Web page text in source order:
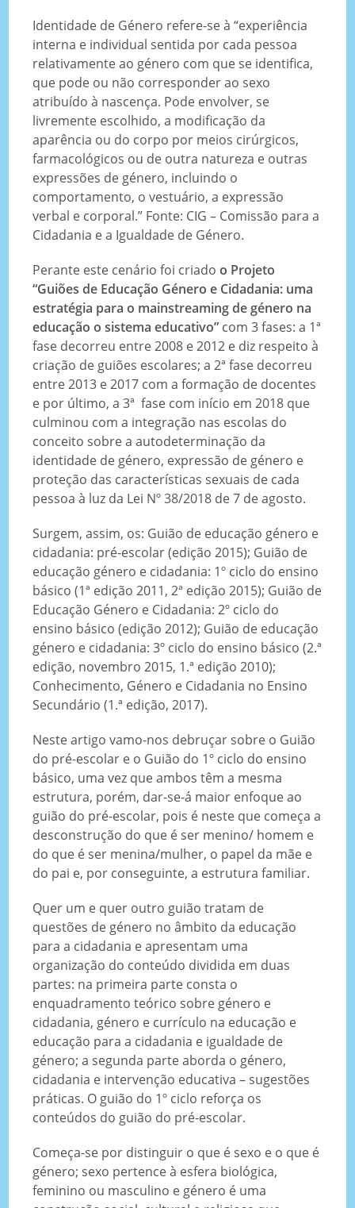
Identidade de Género refere-se à “experiência
interna e individual sentida por cada pessoa
relativamente ao género com que se identifica,
que pode ou não corresponder ao sexo
atribuído à nascença. Pode envolver, se
livremente escolhido, a modificação da
aparência ou do corpo por meios cirúrgicos,
farmacológicos ou de outra natureza e outras
expressões de género, incluindo o
comportamento, o vestuário, a expressão
verbal e corporal.” Fonte: CIG – Comissão para a
Cidadania e a Igualdade de Género.
Perante este cenário foi criadoo Projeto
“Guiões de Educação Género e Cidadania: uma
estratégia para o mainstreaming de género na
educação o sistema educativo” com 3 fases: a 1ª
fase decorreu entre 2008 e 2012 e diz respeito à
criação de guiões escolares; a 2ª fase decorreu
entre 2013 e 2017 com a formação de docentes
e por último, a 3ª fase com início em 2018 que
culminou com a integração nas escolas do
conceito sobre a autodeterminação da
identidade de género, expressão de género e
proteção das características sexuais de cada
pessoa à luz da Lei Nº 38/2018 de 7 de agosto.
Surgem, assim, os: Guião de educação género e
cidadania: pré-escolar (edição 2015); Guião de
educação género e cidadania: 1º ciclo do ensino
básico (1ª edição 2011, 2ª edição 2015); Guião de
Educação Género e Cidadania: 2º ciclo do
ensino básico (edição 2012); Guião de educação
género e cidadania: 3º ciclo do ensino básico (2.ª
edição, novembro 2015, 1.ª edição 2010);
Conhecimento, Género e Cidadania no Ensino
Secundário (1.ª edição, 2017).
Neste artigo vamo-nos debruçar sobre o Guião
do pré-escolar e o Guião do 1º ciclo do ensino
básico, uma vez que ambos têm a mesma
estrutura, porém, dar-se-á maior enfoque ao
guião do pré-escolar, pois é neste que começa a
desconstrução do que é ser menino/ homem e
do que é ser menina/mulher, o papel da mãe e
do pai e, por conseguinte, a estrutura familiar.
Quer um e quer outro guião tratam de
questões de género no âmbito da educação
para a cidadania e apresentam uma
organização do conteúdo dividida em duas
partes: na primeira parte consta o
enquadramento teórico sobre género e
cidadania, género e currículo na educação e
educação para a cidadania e igualdade de
género; a segunda parte aborda o género,
cidadania e intervenção educativa – sugestões
práticas. O guião do 1º ciclo reforça os
conteúdos do guião do pré-escolar.
Começa-se por distinguir o que é sexo e o que é
género; sexo pertence à esfera biológica,
feminino ou masculino e género é uma